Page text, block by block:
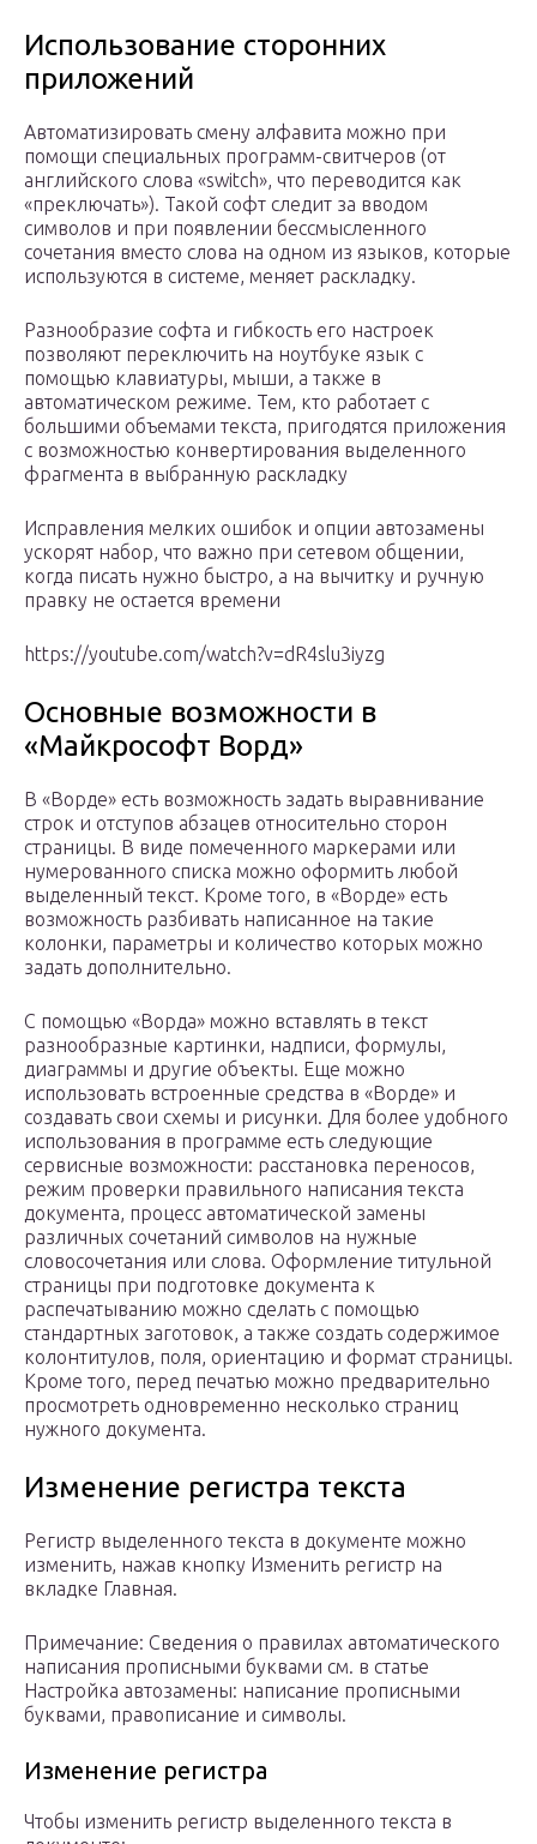
Использование сторонних
приложений
Автоматизировать смену алфавита можно при
помощи специальных программ-свитчеров (от
английского слова «switch», что переводится как
«преключать»). Такой софт следит за вводом
символов и при появлении бессмысленного
сочетания вместо слова на одном из языков, которые
используются в системе, меняет раскладку.
Разнообразие софта и гибкость его настроек
позволяют переключить на ноутбуке язык с
помощью клавиатуры, мыши, а также в
автоматическом режиме. Тем, кто работает с
большими объемами текста, пригодятся приложения
с возможностью конвертирования выделенного
фрагмента в выбранную раскладку
Исправления мелких ошибок и опции автозамены
ускорят набор, что важно при сетевом общении,
когда писать нужно быстро, а на вычитку и ручную
правку не остается времени
https://youtube.com/watch?v=dR4slu3iyzg
Основные возможности в
«Майкрософт Ворд»
В «Ворде» есть возможность задать выравнивание
строк и отступов абзацев относительно сторон
страницы. В виде помеченного маркерами или
нумерованного списка можно оформить любой
выделенный текст. Кроме того, в «Ворде» есть
возможность разбивать написанное на такие
колонки, параметры и количество которых можно
задать дополнительно.
С помощью «Ворда» можно вставлять в текст
разнообразные картинки, надписи, формулы,
диаграммы и другие объекты. Еще можно
использовать встроенные средства в «Ворде» и
создавать свои схемы и рисунки. Для более удобного
использования в программе есть следующие
сервисные возможности: расстановка переносов,
режим проверки правильного написания текста
документа, процесс автоматической замены
различных сочетаний символов на нужные
словосочетания или слова. Оформление титульной
страницы при подготовке документа к
распечатыванию можно сделать с помощью
стандартных заготовок, а также создать содержимое
колонтитулов, поля, ориентацию и формат страницы.
Кроме того, перед печатью можно предварительно
просмотреть одновременно несколько страниц
нужного документа.
Изменение регистра текста
Регистр выделенного текста в документе можно
изменить, нажав кнопку Изменить регистр на
вкладке Главная.
Примечание: Сведения о правилах автоматического
написания прописными буквами см. в статье
Настройка автозамены: написание прописными
буквами, правописание и символы.
Изменение регистра
Чтобы изменить регистр выделенного текста в